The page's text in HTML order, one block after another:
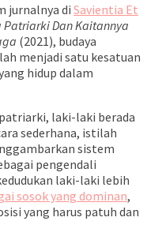
jurnalnya di Savientia Et
Patriarki Dan Kaitannya
(2021), budaya
menjadi satu kesatuan
hidup dalam
laki-laki berada
sederhana, istilah
sistem
pengendali
laki-laki lebih
sosok yang dominan,
yang harus patuh dan